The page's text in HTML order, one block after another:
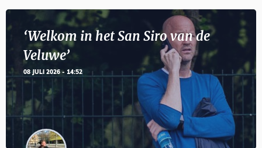
‘Welkom in het San Siro van de
Veluwe’
08 JULI 2026 - 14:52